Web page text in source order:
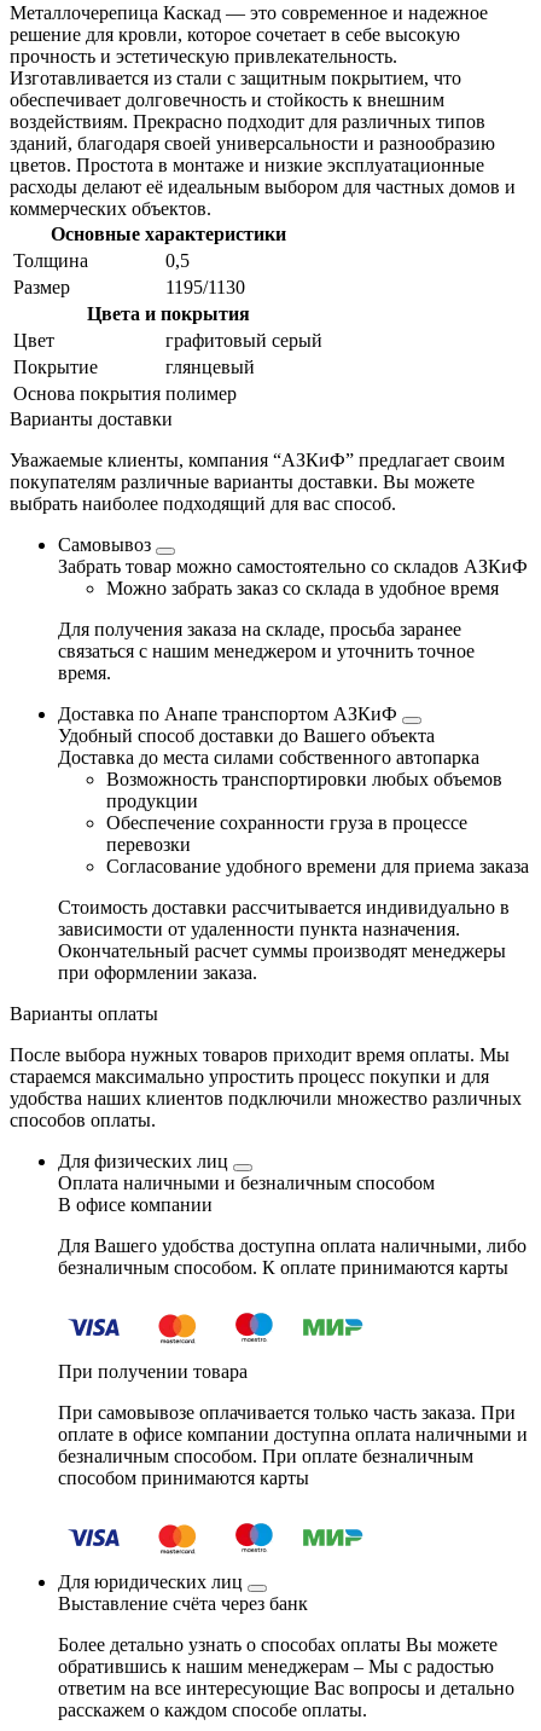
Металлочерепица Каскад — это современное и надежное
решение для кровли, которое сочетает в себе высокую
прочность и эстетическую привлекательность.
Изготавливается из стали с защитным покрытием, что
обеспечивает долговечность и стойкость к внешним
воздействиям. Прекрасно подходит для различных типов
зданий, благодаря своей универсальности и разнообразию
цветов. Простота в монтаже и низкие эксплуатационные
расходы делают её идеальным выбором для частных домов и
коммерческих объектов.
Основные характеристики
Толщина
0,5
Размер
1195/1130
Цвета и покрытия
Цвет
графитовый серый
Покрытие
глянцевый
Основа покрытия полимер
Варианты доставки
Уважаемые клиенты, компания “АЗКиФ” предлагает своим
покупателям различные варианты доставки. Вы можете
выбрать наиболее подходящий для вас способ.
Самовывоз
Забрать товар можно самостоятельно со складов АЗКиФ
Можно забрать заказ со склада в удобное время
Для получения заказа на складе, просьба заранее
связаться с нашим менеджером и уточнить точное
время.
Доставка по Анапе транспортом АЗКиФ
Удобный способ доставки до Вашего объекта
Доставка до места силами собственного автопарка
Возможность транспортировки любых объемов
продукции
Обеспечение сохранности груза в процессе
перевозки
Согласование удобного времени для приема заказа
Стоимость доставки рассчитывается индивидуально в
зависимости от удаленности пункта назначения.
Окончательный расчет суммы производят менеджеры
при оформлении заказа.
Варианты оплаты
После выбора нужных товаров приходит время оплаты. Мы
стараемся максимально упростить процесс покупки и для
удобства наших клиентов подключили множество различных
способов оплаты.
Для физических лиц
Оплата наличными и безналичным способом
В офисе компании
Для Вашего удобства доступна оплата наличными, либо
безналичным способом. К оплате принимаются карты
При получении товара
При самовывозе оплачивается только часть заказа. При
оплате в офисе компании доступна оплата наличными и
безналичным способом. При оплате безналичным
способом принимаются карты
Для юридических лиц
Выставление счёта через банк
Более детально узнать о способах оплаты Вы можете
обратившись к нашим менеджерам – Мы с радостью
ответим на все интересующие Вас вопросы и детально
расскажем о каждом способе оплаты.